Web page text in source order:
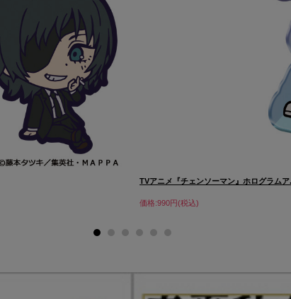
TVアニメ『チェンソーマン』ホログラムア
価格:990円(税込)